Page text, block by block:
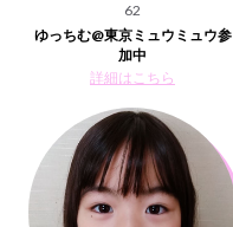
62
ゆっちむ@東京ミュウミュウ参
加中
詳細はこちら